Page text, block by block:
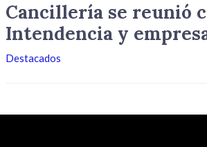
Cancillería se reunió
Intendencia y
Destacados